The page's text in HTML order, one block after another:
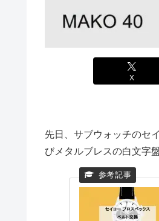
X
先日、サブウォッチのセ
びメタルブレスの白文字